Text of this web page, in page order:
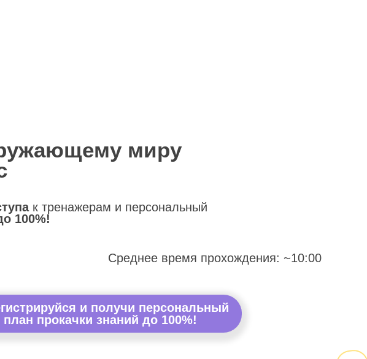
миру
к тренажерам и персональный
100%!
Среднее время прохождения: ~10:00
и получи персональный
план прокачки знаний до 100%!